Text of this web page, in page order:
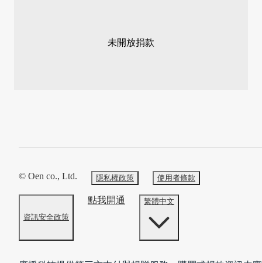
未開放捐款
© Oen co., Ltd. 隱私權政策 使用者條款
資訊安全政策
點我開通 繁體中文